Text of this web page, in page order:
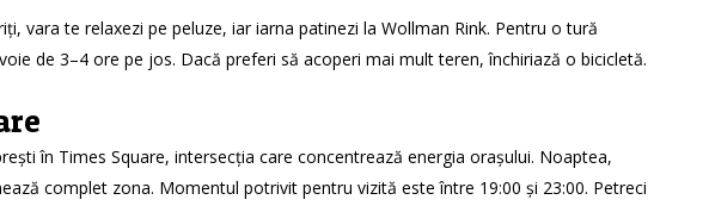
vara te relaxezi pe peluze, iar iarna patinezi la Wollman Rink. Pentru o tură
de 3–4 ore pe jos. Dacă preferi să acoperi mai mult teren, închiriază o bicicletă.
în Times Square, intersecția care concentrează energia orașului. Noaptea,
complet zona. Momentul potrivit pentru vizită este între 19:00 și 23:00. Petreci